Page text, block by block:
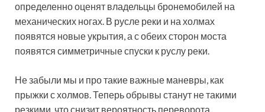
определенно оценят владельцы бронемобилей на
механических ногах. В русле реки и на холмах
появятся новые укрытия, а с обеих сторон моста
появятся симметричные спуски к руслу реки.
Не забыли мы и про такие важные маневры, как
прыжки с холмов. Теперь обрывы станут не такими
резкими, что снизит вероятность переворота